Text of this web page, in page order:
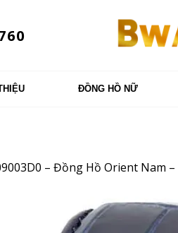
ĐỒNG HỒ NỮ
– Đồng Hồ Orient Nam